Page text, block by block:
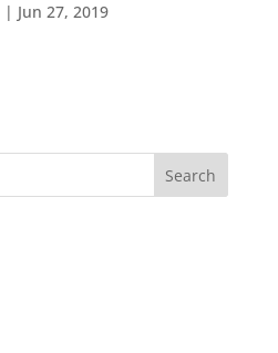
| Jun 27, 2019